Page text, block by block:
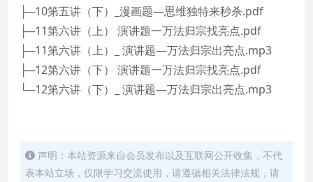
├─10第五讲（下）_漫画题—思维独特来秒杀.pdf
├─11第六讲（上） 演讲题一万法归宗找亮点.pdf
├─11第六讲（上）_ 演讲题—万法归宗出亮点.mp3
├─12第六讲（下） 演讲题一万法归宗找亮点.pdf
└─12第六讲（下）_ 演讲题—万法归宗出亮点.mp3
声明：本站资源来自会员发布以及互联网公开收集，不代
表本站立场，仅限学习交流使用，请遵循相关法律法规，请